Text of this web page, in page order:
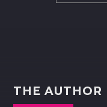
THE AUTHOR